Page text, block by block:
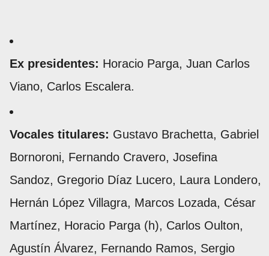
Ex presidentes: Horacio Parga, Juan Carlos
Viano, Carlos Escalera.
Vocales titulares: Gustavo Brachetta, Gabriel
Bornoroni, Fernando Cravero, Josefina
Sandoz, Gregorio Díaz Lucero, Laura Londero,
Hernán López Villagra, Marcos Lozada, César
Martínez, Horacio Parga (h), Carlos Oulton,
Agustín Álvarez, Fernando Ramos, Sergio